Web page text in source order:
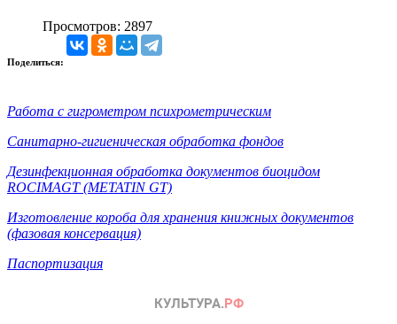
Просмотров: 2897
Поделиться:
Работа с гигрометром психрометрическим
Санитарно-гигиеническая обработка фондов
Дезинфекционная обработка документов биоцидом
ROCIMAGT (METATIN GT)
Изготовление короба для хранения книжных документов
(фазовая консервация)
Паспортизация